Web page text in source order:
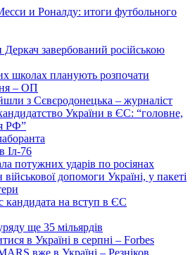
и Роналду: итоги футбольного
завербований російською
школах планують розпочати
– ОП
з Сєвєродонецька – журналіст
України в ЄС: “головне,
РФ”
Іл-76
потужних ударів по росіянах
допомоги Україні, у пакеті
кандидата на вступ в ЄС
ще 35 мільярдів
в Україні в серпні – Forbes